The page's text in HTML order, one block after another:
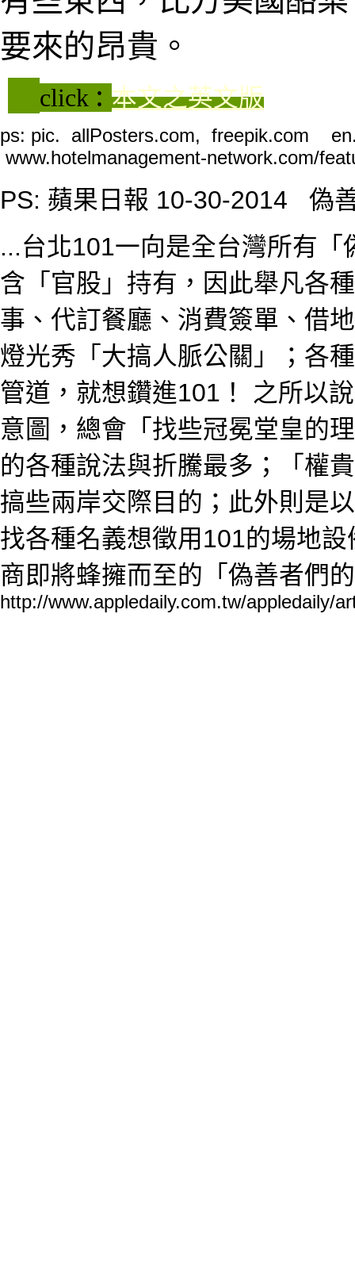
要來的昂貴。
click :本文之英文版
ps: pic. allPosters.com, freepik.com
www.hotelmanagement-network.com/
PS: 蘋果日報 10-30-2014 偽
...台北101一向是全台灣所有
含「官股」持有，因此舉凡各
事、代訂餐廳、消費簽單、借
燈光秀「大搞人脈公關」；各
管道，就想鑽進101！ 之所以
意圖，總會「找些冠冕堂皇的
的各種說法與折騰最多；「權
搞些兩岸交際目的；此外則是
找各種名義想徵用101的場地
商即將蜂擁而至的「偽善者們
http://www.appledaily.com.tw/appledaily/